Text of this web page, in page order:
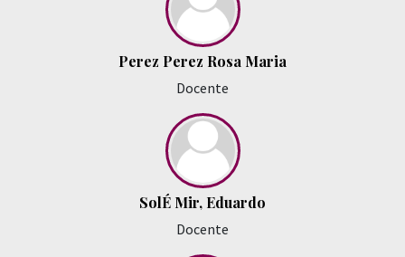
Perez Perez Rosa Maria
Docente
SolÉ Mir, Eduardo
Docente